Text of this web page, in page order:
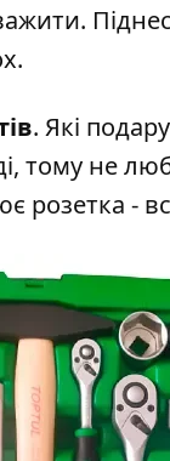
. Які
тому не
розетка -